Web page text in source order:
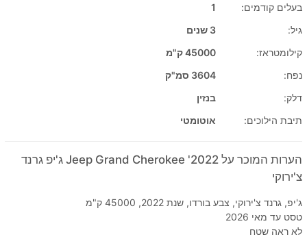
בעלים קודמים:
1
גיל:
3 שנים
קילומטראז:
45000 ק"מ
נפח:
3604 סמ"ק
דלק:
בנזין
תיבת הילוכים:
אוטומטי
הערות המוכר על 2022' Jeep Grand Cherokee ג'יפ גרנד
צ'ירוקי
ג'יפ, גרנד צ'ירוקי, צבע בורדו, שנת 2022, 45000 ק"מ
טסט עד מאי 2026
לא ראה שטח